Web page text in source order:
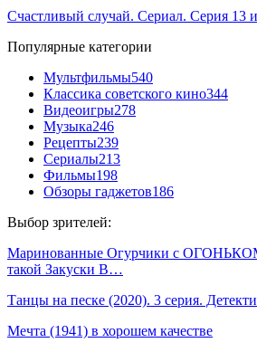
Счастливый случай. Сериал. Серия
Популярные категории
Мультфильмы540
Классика советского кино344
Видеоигры278
Музыка246
Рецепты239
Сериалы213
Фильмы198
Обзоры гаджетов186
Выбор зрителей:
Маринованные Огурчики с
такой Закуски В…
Танцы на песке (2020). 3 серия.
Мечта (1941) в хорошем качестве